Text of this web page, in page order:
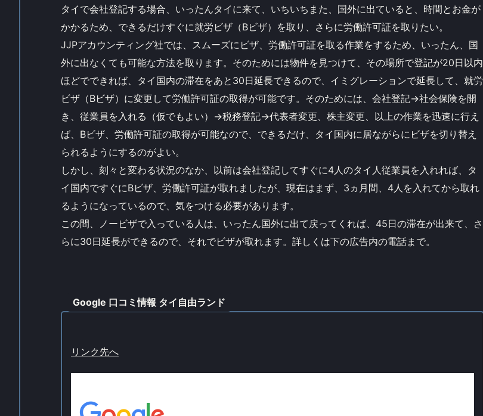
タイで会社登記する場合、いったんタイに来て、いちいちまた、国外に出ていると、時間とお金が
かかるため、できるだけすぐに就労ビザ（Bビザ）を取り、さらに労働許可証を取りたい。
JJPアカウンティング社では、スムーズにビザ、労働許可証を取る作業をするため、いったん、国
外に出なくても可能な方法を取ります。そのためには物件を見つけて、その場所で登記が20日以内
ほどでできれば、タイ国内の滞在をあと30日延長できるので、イミグレーションで延長して、就労
ビザ（Bビザ）に変更して労働許可証の取得が可能です。そのためには、会社登記→社会保険を開
き、従業員を入れる（仮でもよい）→税務登記→代表者変更、株主変更、以上の作業を迅速に行え
ば、Bビザ、労働許可証の取得が可能なので、できるだけ、タイ国内に居ながらにビザを切り替え
られるようにするのがよい。
しかし、刻々と変わる状況のなか、以前は会社登記してすぐに4人のタイ人従業員を入れれば、タ
イ国内ですぐにBビザ、労働許可証が取れましたが、現在はまず、3ヵ月間、4人を入れてから取れ
るようになっているので、気をつける必要があります。
この間、ノービザで入っている人は、いったん国外に出て戻ってくれば、45日の滞在が出来て、さ
らに30日延長ができるので、それでビザが取れます。詳しくは下の広告内の電話まで。
Google 口コミ情報 タイ自由ランド
リンク先へ